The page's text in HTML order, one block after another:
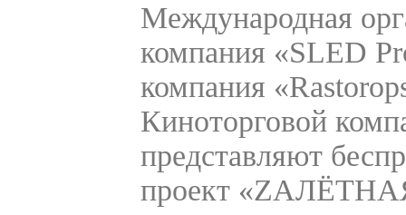
Международная
компания «SLED
компания
Киноторговой
представляют
проект